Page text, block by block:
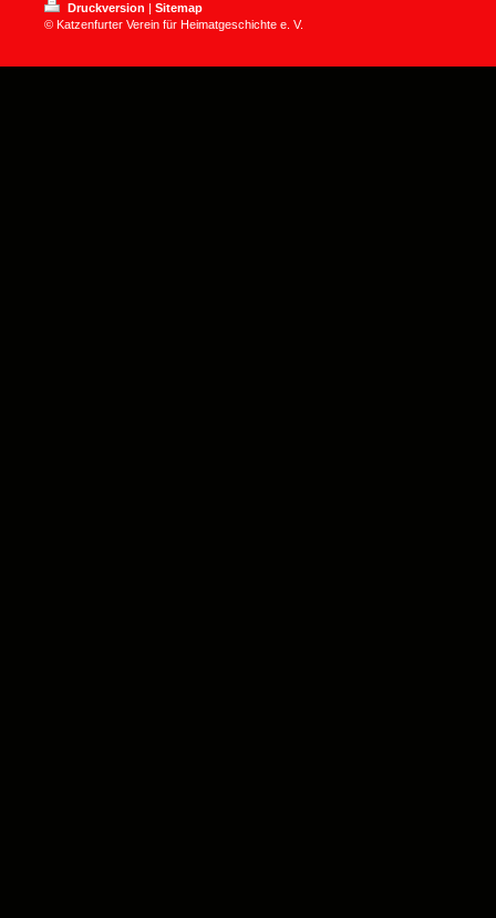
Druckversion | Sitemap
© Katzenfurter Verein für Heimatgeschichte e. V.